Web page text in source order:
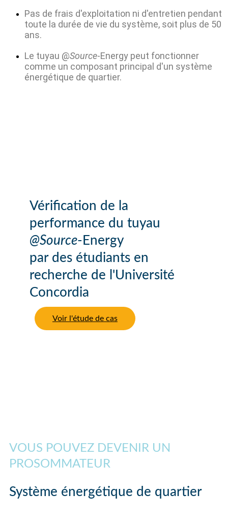
Pas de frais d'exploitation ni d'entretien pendant
toute la durée de vie du système, soit plus de 50
ans.
Le tuyau @Source-Energy peut fonctionner
comme un composant principal d'un système
énergétique de quartier.
Vérification de la
performance du tuyau
@Source-Energy
par des étudiants en
recherche de l'Université
Concordia
Voir l'étude de cas
VOUS POUVEZ DEVENIR UN
PROSOMMATEUR
Système énergétique de quartier